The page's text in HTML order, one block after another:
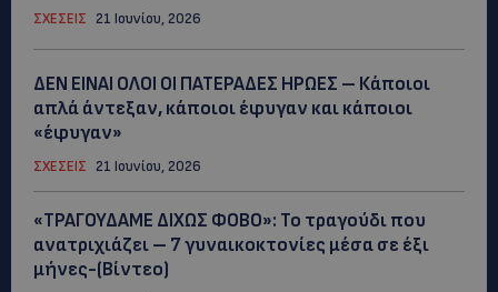
ΣΧΕΣΕΙΣ 21 Ιουνίου, 2026
ΔΕΝ ΕΙΝΑΙ ΟΛΟΙ ΟΙ ΠΑΤΕΡΑΔΕΣ ΗΡΩΕΣ – Κάποιοι
απλά άντεξαν, κάποιοι έφυγαν και κάποιοι
«έφυγαν»
ΣΧΕΣΕΙΣ 21 Ιουνίου, 2026
«ΤΡΑΓΟΥΔΑΜΕ ΔΙΧΩΣ ΦΟΒΟ»: Το τραγούδι που
ανατριχιάζει – 7 γυναικοκτονίες μέσα σε έξι
μήνες-(Βίντεο)